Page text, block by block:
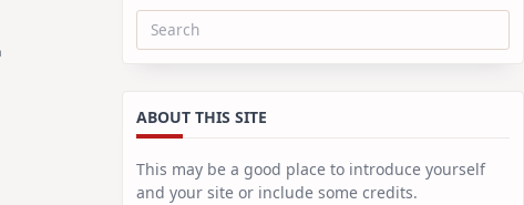
Search
ABOUT THIS SITE
This may be a good place to introduce yourself
and your site or include some credits.